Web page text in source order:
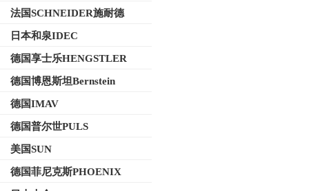
法国SCHNEIDER施耐德
日本和泉IDEC
德国享士乐HENGSTLER
德国博恩斯坦Bernstein
德国IMAV
德国普尔世PULS
美国SUN
德国菲尼克斯PHOENIX